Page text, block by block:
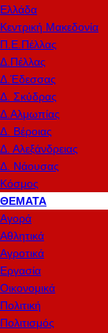
Ελλάδα
Κεντρική Μακεδονία
Π.Ε.Πέλλας
Δ.Πέλλας
Δ.Έδεσσας
Δ. Σκύδρας
Δ.Αλμωπίας
Δ. Βέροιας
Δ. Αλεξάνδρειας
Δ. Νάουσας
Κόσμος
ΘΈΜΑΤΑ
Αγορά
Αθλητικά
Αγροτικά
Εργασία
Οικονομικά
Πολιτική
Πολιτισμός